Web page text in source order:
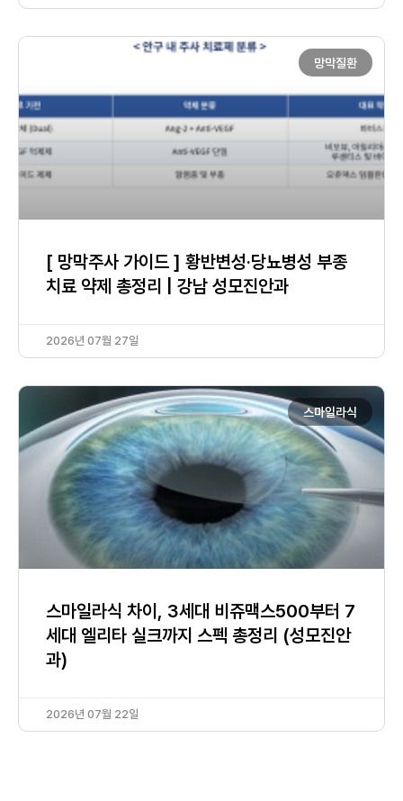
망막질환
[ 망막주사 가이드 ] 황반변성·당뇨병성 부종
치료 약제 총정리 | 강남 성모진안과
2026년 07월 27일
스마일라식
스마일라식 차이, 3세대 비쥬맥스500부터 7
세대 엘리타 실크까지 스펙 총정리 (성모진안
과)
2026년 07월 22일